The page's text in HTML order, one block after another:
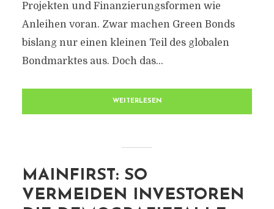
Projekten und Finanzierungsformen wie
Anleihen voran. Zwar machen Green Bonds
bislang nur einen kleinen Teil des globalen
Bondmarktes aus. Doch das...
WEITERLESEN
MAINFIRST: SO
VERMEIDEN INVESTOREN